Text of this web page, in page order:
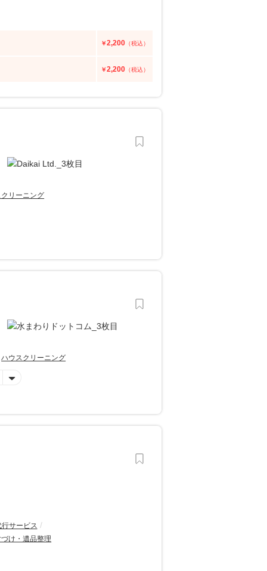
￥2,200 （税込）
￥2,200 （税込）
リーニング
ハウスクリーニング
サービス
け・遺品整理